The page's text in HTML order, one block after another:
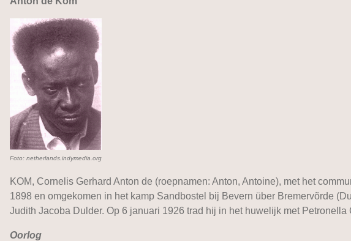
Foto: netherlands.indymedia.org
KOM, Cornelis Gerhard Anton de (roepnamen: Anton, Antoine), met het
1898 en omgekomen in het kamp Sandbostel bij Bevern über Bremervõrde
Judith Jacoba Dulder. Op 6 januari 1926 trad hij in het huwelijk met
Oorlog